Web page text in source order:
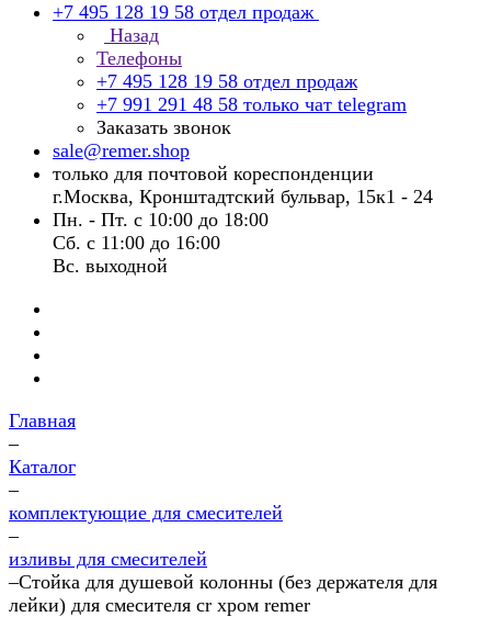
+7 495 128 19 58 отдел продаж
Назад
Телефоны
+7 495 128 19 58 отдел продаж
+7 991 291 48 58 только чат telegram
Заказать звонок
sale@remer.shop
только для почтовой кореспонденции
г.Москва, Кронштадтский бульвар, 15к1 - 24
Пн. - Пт. с 10:00 до 18:00
Сб. с 11:00 до 16:00
Вс. выходной
Главная
–
Каталог
–
комплектующие для смесителей
–
изливы для смесителей
–Стойка для душевой колонны (без держателя для
лейки) для смесителя cr хром remer